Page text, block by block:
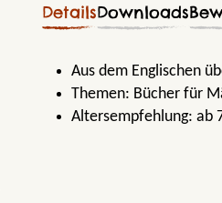
DetailsDownloads
Aus dem Englischen
Themen: Bücher für
Altersempfehlung: ab